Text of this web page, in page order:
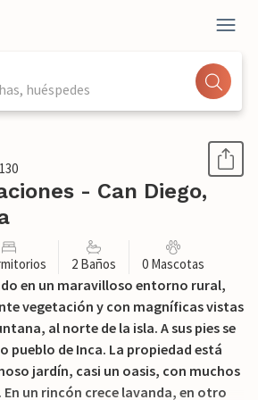
huéspedes
- Can Diego,
2 Baños 0 Mascotas
en un maravilloso entorno rural,
vegetación y con magníficas vistas
al norte de la isla. A sus pies se
pueblo de Inca. La propiedad está
jardín, casi un oasis, con muchos
un rincón crece lavanda, en otro